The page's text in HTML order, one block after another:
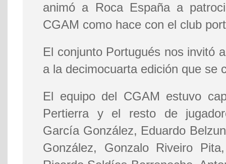
animó a Roca España a
CGAM como hace con el club
El conjunto Portugués nos invitó
a la decimocuarta edición que se
El equipo del CGAM estuvo
Pertierra y el resto de
García González, Eduardo
González, Gonzalo Riveiro